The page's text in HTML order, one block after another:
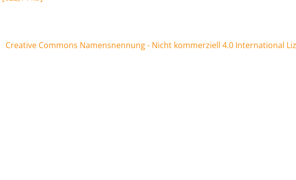
Creative Commons Namensnennung - Nicht kommerziell 4.0 International